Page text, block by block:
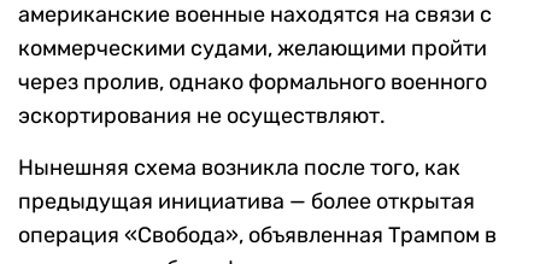
американские военные находятся на связи с
коммерческими судами, желающими пройти
через пролив, однако формального военного
эскортирования не осуществляют.
Нынешняя схема возникла после того, как
предыдущая инициатива — более открытая
операция «Свобода», объявленная Трампом в